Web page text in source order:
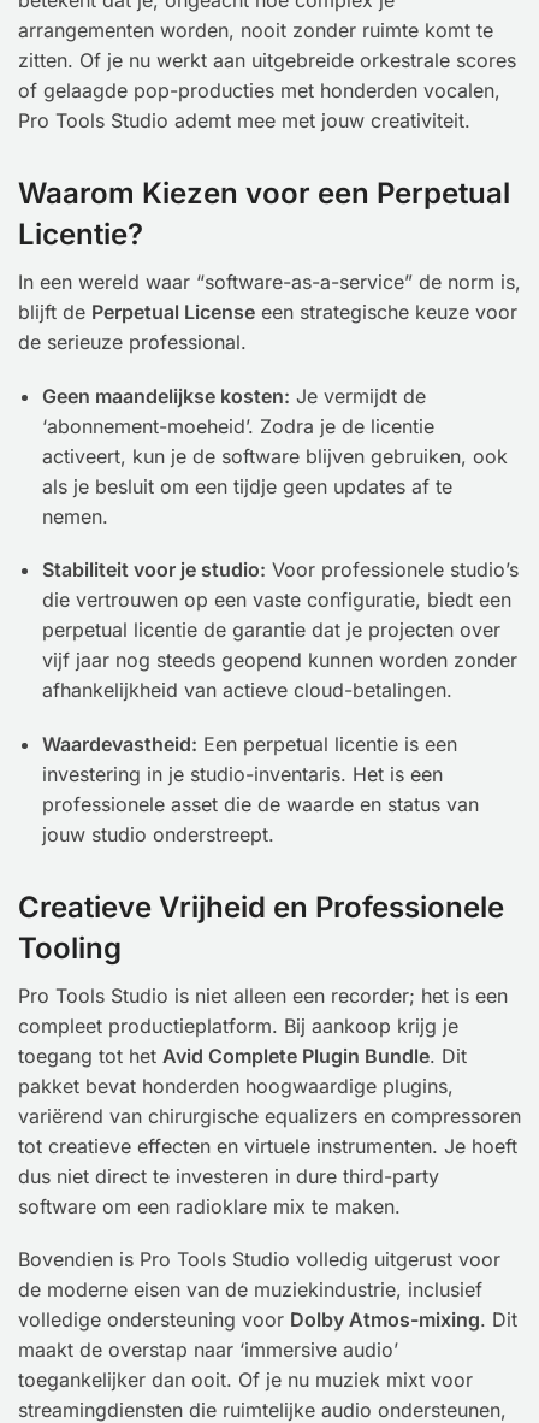
arrangementen worden, nooit zonder ruimte komt te
zitten. Of je nu werkt aan uitgebreide orkestrale scores
of gelaagde pop-producties met honderden vocalen,
Pro Tools Studio ademt mee met jouw creativiteit.
Waarom Kiezen voor een Perpetual
Licentie?
In een wereld waar “software-as-a-service” de norm is,
blijft de Perpetual License een strategische keuze voor
de serieuze professional.
Geen maandelijkse kosten: Je vermijdt de
‘abonnement-moeheid’. Zodra je de licentie
activeert, kun je de software blijven gebruiken, ook
als je besluit om een tijdje geen updates af te
nemen.
Stabiliteit voor je studio: Voor professionele studio’s
die vertrouwen op een vaste configuratie, biedt een
perpetual licentie de garantie dat je projecten over
vijf jaar nog steeds geopend kunnen worden zonder
afhankelijkheid van actieve cloud-betalingen.
Waardevastheid: Een perpetual licentie is een
investering in je studio-inventaris. Het is een
professionele asset die de waarde en status van
jouw studio onderstreept.
Creatieve Vrijheid en Professionele
Tooling
Pro Tools Studio is niet alleen een recorder; het is een
compleet productieplatform. Bij aankoop krijg je
toegang tot het Avid Complete Plugin Bundle. Dit
pakket bevat honderden hoogwaardige plugins,
variërend van chirurgische equalizers en compressoren
tot creatieve effecten en virtuele instrumenten. Je hoeft
dus niet direct te investeren in dure third-party
software om een radioklare mix te maken.
Bovendien is Pro Tools Studio volledig uitgerust voor
de moderne eisen van de muziekindustrie, inclusief
volledige ondersteuning voor Dolby Atmos-mixing. Dit
maakt de overstap naar ‘immersive audio’
toegankelijker dan ooit. Of je nu muziek mixt voor
streamingdiensten die ruimtelijke audio ondersteunen,